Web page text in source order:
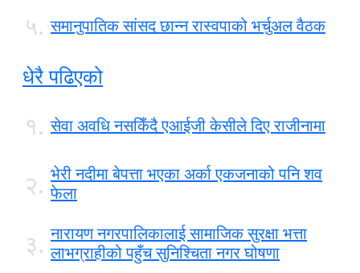
५. समानुपातिक सांसद छान्न रास्वपाको भर्चुअल वैठक
धेरै पढिएको
१. सेवा अवधि नसकिँदै एआईजी केसीले दिए राजीनामा
२. भेरी नदीमा बेपत्ता भएका अर्का एकजनाको पनि शव
फेला
३. नारायण नगरपालिकालाई सामाजिक सुरक्षा भत्ता
लाभग्राहीको पहुँच सुनिश्चिता नगर घोषणा